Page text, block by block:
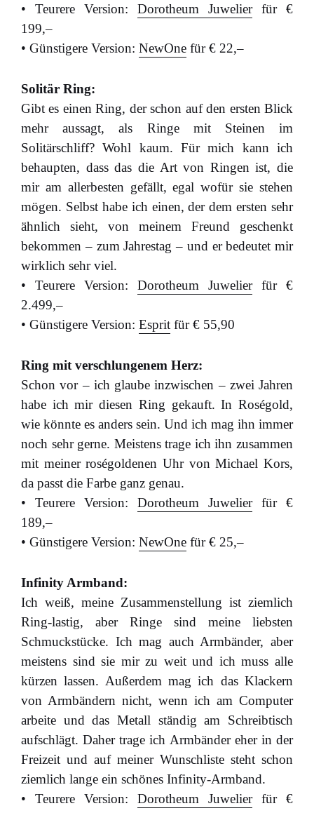
• Teurere Version: Dorotheum Juwelierfür €
199,–
• Günstigere Version: NewOne für € 22,–
Solitär Ring:
Gibt es einen Ring, der schon auf den ersten Blick
mehr aussagt, als Ringe mit Steinen im
Solitärschliff? Wohl kaum. Für mich kann ich
behaupten, dass das die Art von Ringen ist, die
mir am allerbesten gefällt, egal wofür sie stehen
mögen. Selbst habe ich einen, der dem ersten sehr
ähnlich sieht, von meinem Freund geschenkt
bekommen – zum Jahrestag – und er bedeutet mir
wirklich sehr viel.
• Teurere Version: Dorotheum Juwelierfür €
2.499,–
• Günstigere Version: Esprit für € 55,90
Ring mit verschlungenem Herz:
Schon vor – ich glaube inzwischen – zwei Jahren
habe ich mir diesen Ring gekauft. In Roségold,
wie könnte es anders sein. Und ich mag ihn immer
noch sehr gerne. Meistens trage ich ihn zusammen
mit meiner roségoldenen Uhr von Michael Kors,
da passt die Farbe ganz genau.
• Teurere Version: Dorotheum Juwelierfür €
189,–
• Günstigere Version: NewOne für € 25,–
Infinity Armband:
Ich weiß, meine Zusammenstellung ist ziemlich
Ring-lastig, aber Ringe sind meine liebsten
Schmuckstücke. Ich mag auch Armbänder, aber
meistens sind sie mir zu weit und ich muss alle
kürzen lassen. Außerdem mag ich das Klackern
von Armbändern nicht, wenn ich am Computer
arbeite und das Metall ständig am Schreibtisch
aufschlägt. Daher trage ich Armbänder eher in der
Freizeit und auf meiner Wunschliste steht schon
ziemlich lange ein schönes Infinity-Armband.
• Teurere Version: Dorotheum Juwelierfür €